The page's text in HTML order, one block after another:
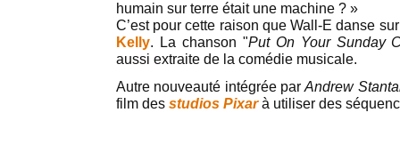
humain sur terre était une machine ? »
C’est pour cette raison que Wall-E danse
Kelly. La chanson "Put On Your Sunday
aussi extraite de la comédie musicale.
Autre nouveauté intégrée parAndrew
film des studios Pixarà utiliser des